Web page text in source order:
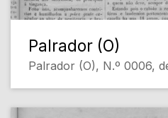
Palrador (O)
Palrador (O), N.º 0006,